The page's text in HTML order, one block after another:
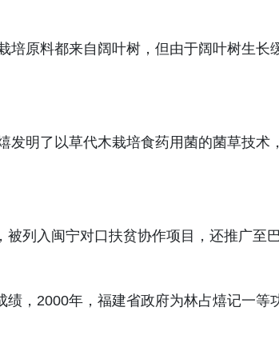
培原料都来自阔叶树，但由于阔叶树生
发明了以草代木栽培食药用菌的菌草技
列入闽宁对口扶贫协作项目，还推广至
，2000年，福建省政府为林占熺记一等